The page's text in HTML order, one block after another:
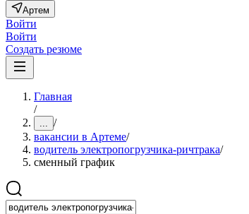
Артем
Войти
Войти
Создать резюме
Главная
/
... /
вакансии в Артеме/
водитель электропогрузчика-ричтрака/
сменный график